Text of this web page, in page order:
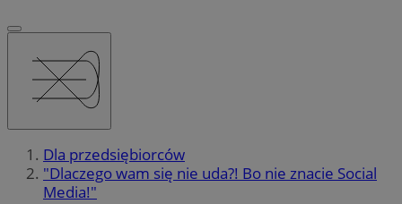
Dla przedsiębiorców
"Dlaczego wam się nie uda?! Bo nie znacie Social
Media!"